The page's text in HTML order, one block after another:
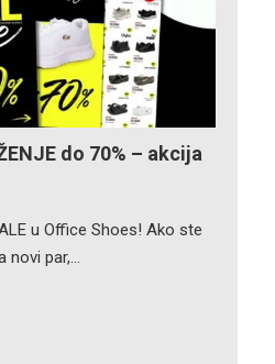
do 70% – akcija
u Office Shoes! Ako ste
novi par,…